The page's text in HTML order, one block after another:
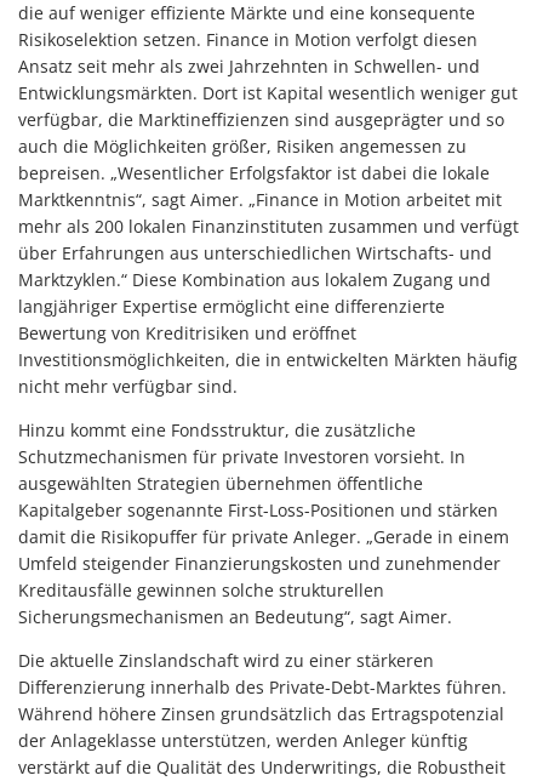
die auf weniger effiziente Märkte und eine konsequente
Risikoselektion setzen. Finance in Motion verfolgt diesen
Ansatz seit mehr als zwei Jahrzehnten in Schwellen- und
Entwicklungsmärkten. Dort ist Kapital wesentlich weniger gut
verfügbar, die Marktineffizienzen sind ausgeprägter und so
auch die Möglichkeiten größer, Risiken angemessen zu
bepreisen. „Wesentlicher Erfolgsfaktor ist dabei die lokale
Marktkenntnis“, sagt Aimer. „Finance in Motion arbeitet mit
mehr als 200 lokalen Finanzinstituten zusammen und verfügt
über Erfahrungen aus unterschiedlichen Wirtschafts- und
Marktzyklen.“ Diese Kombination aus lokalem Zugang und
langjähriger Expertise ermöglicht eine differenzierte
Bewertung von Kreditrisiken und eröffnet
Investitionsmöglichkeiten, die in entwickelten Märkten häufig
nicht mehr verfügbar sind.
Hinzu kommt eine Fondsstruktur, die zusätzliche
Schutzmechanismen für private Investoren vorsieht. In
ausgewählten Strategien übernehmen öffentliche
Kapitalgeber sogenannte First-Loss-Positionen und stärken
damit die Risikopuffer für private Anleger. „Gerade in einem
Umfeld steigender Finanzierungskosten und zunehmender
Kreditausfälle gewinnen solche strukturellen
Sicherungsmechanismen an Bedeutung“, sagt Aimer.
Die aktuelle Zinslandschaft wird zu einer stärkeren
Differenzierung innerhalb des Private-Debt-Marktes führen.
Während höhere Zinsen grundsätzlich das Ertragspotenzial
der Anlageklasse unterstützen, werden Anleger künftig
verstärkt auf die Qualität des Underwritings, die Robustheit